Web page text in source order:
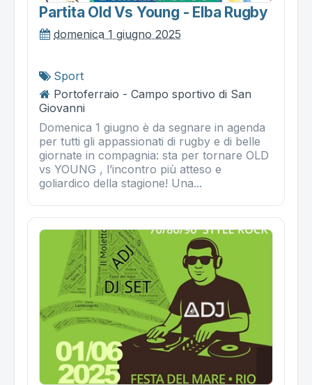
Partita Old Vs Young - Elba Rugby
domenica 1 giugno 2025
Sport
Portoferraio - Campo sportivo di San
Giovanni
Domenica 1 giugno è da segnare in agenda
per tutti gli appassionati di rugby e di belle
giornate in compagnia: sta per tornare OLD
vs YOUNG , l’incontro più atteso e
goliardico della stagione! Una...